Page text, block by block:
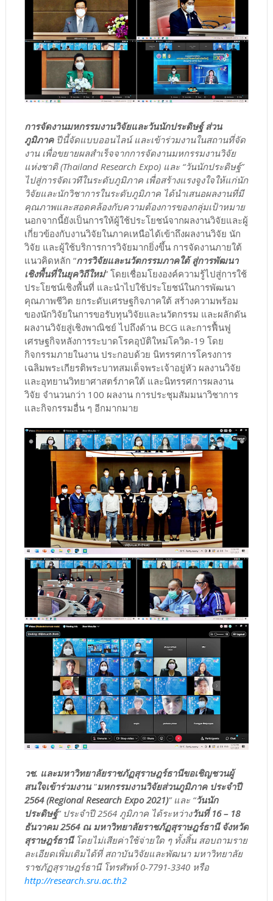
การจัดงานมหกรรมงานวิจัยและวันนักประดิษฐ์ ส่วน
ภูมิภาคปีนี้จัดแบบออนไลน์ และเข้าร่วมงานในสถานที่จัด
งาน เพื่อขยายผลสำเร็จจากการจัดงานมหกรรมงานวิจัย
แห่งชาติ (Thailand Research Expo) และ “วันนักประดิษฐ์”
ไปสู่การจัดเวทีในระดับภูมิภาค เพื่อสร้างแรงจูงใจให้แก่นัก
วิจัยและนักวิชาการในระดับภูมิภาค ได้นำเสนอผลงานที่มี
คุณภาพและสอดคล้องกับความต้องการของกลุ่มเป้าหมาย
นอกจากนี้ยังเป็นการให้ผู้ใช้ประโยชน์จากผลงานวิจัยและผู้
เกี่ยวข้องกับงานวิจัยในภาคเหนือได้เข้าถึงผลงานวิจัย นัก
วิจัย และผู้ใช้บริการการวิจัยมากยิ่งขึ้น การจัดงานภายใต้
แนวคิดหลัก “การวิจัยและนวัตกรรมภาคใต้ สู่การพัฒนา
เชิงพื้นที่ในยุควิถีใหม่” โดยเชื่อมโยงองค์ความรู้ไปสู่การใช้
ประโยชน์เชิงพื้นที่ และนำไปใช้ประโยชน์ในการพัฒนา
คุณภาพชีวิต ยกระดับเศรษฐกิจภาคใต้ สร้างความพร้อม
ของนักวิจัยในการขอรับทุนวิจัยและนวัตกรรม และผลักดัน
ผลงานวิจัยสู่เชิงพาณิชย์ ไปถึงด้าน BCG และการฟื้นฟู
เศรษฐกิจหลังการระบาดโรคอุบัติใหม่โควิด-19 โดย
กิจกรรมภายในงาน ประกอบด้วย นิทรรศการโครงการ
เฉลิมพระเกียรติพระบาทสมเด็จพระเจ้าอยู่หัว ผลงานวิจัย
และอุทยานวิทยาศาสตร์ภาคใต้ และนิทรรศการผลงาน
วิจัย จำนวนกว่า 100 ผลงาน การประชุมสัมมนาวิชาการ
และกิจกรรมอื่น ๆ อีกมากมาย
วช. และมหาวิทยาลัยราชภัฏสุราษฎร์ธานีขอเชิญชวนผู้
สนใจเข้าร่วมงาน"มหกรรมงานวิจัยส่วนภูมิภาค ประจำปี
2564 (Regional Research Expo 2021)” และ “วันนัก
ประดิษฐ์” ประจำปี 2564 ภูมิภาค ได้ระหว่างวันที่ 16 – 18
ธันวาคม 2564 ณ มหาวิทยาลัยราชภัฏสุราษฎร์ธานี จังหวัด
สุราษฎร์ธานีโดยไม่เสียค่าใช้จ่ายใด ๆ ทั้งสิ้น สอบถามราย
ละเอียดเพิ่มเติมได้ที่ สถาบันวิจัยและพัฒนา มหาวิทยาลัย
ราชภัฏสุราษฎร์ธานี โทรศัพท์ 0-7791-3340 หรือ
http://research.sru.ac.th2